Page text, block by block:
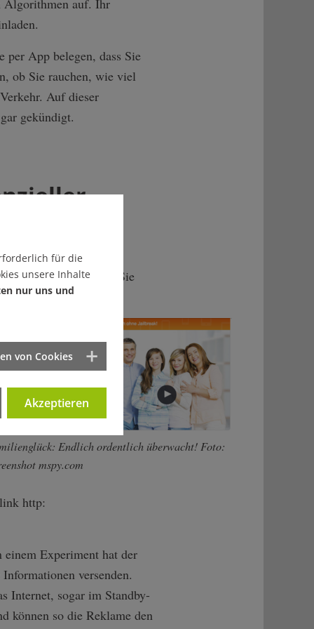
App belegen, dass Sie
ob Sie rauchen, wie viel
Auf dieser
gekündigt.
in einer linken
Personalabteilung, Sie
Endlich ordentlich überwacht! Foto:
mspy.com
http:
einem Experiment hat der
versenden.
Internet, sogar im Standby-
können so die Reklame den
für die
unsere Inhalte
nur uns und
von Cookies
Akzeptieren